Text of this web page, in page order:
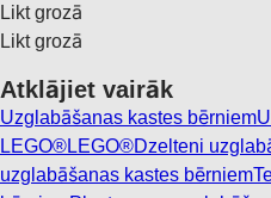
Likt grozā
Likt grozā
Atklājiet vairāk
Uzglabāšanas kastes bērniem
LEGO®LEGO®Dzelteni
uzglabāšanas kastes bērniem